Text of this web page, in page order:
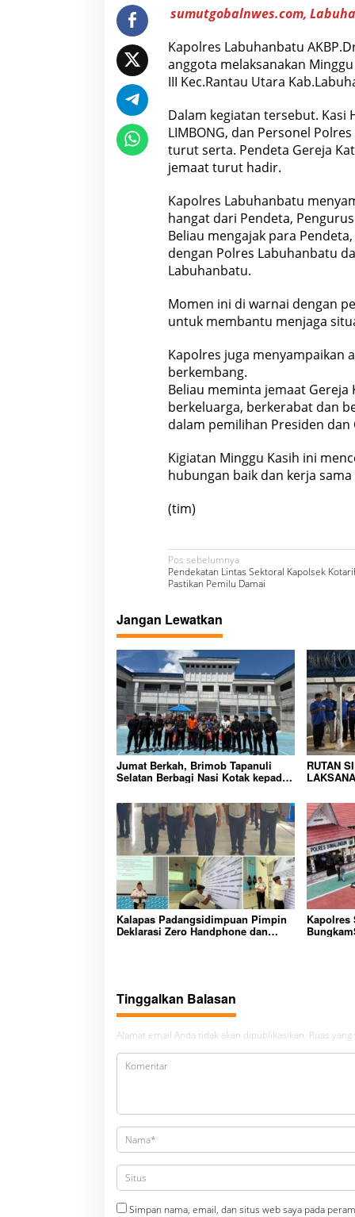
S
o
i
d
a
r
a
s
d
i
G
e
e
a
S
n
t
e
t
r
s
sumutgobalnwes.com,
Kapolres Labuhanbatu
anggota melaksanakan
III Kec.Rantau Utara
Dalam kegiatan tersebut. Kasi
LIMBONG, dan Personel
turut serta. Pendeta Gereja
jemaat turut hadir.
Kapolres Labuhanbatu
hangat dari Pendeta,
Beliau mengajak para
dengan Polres Labuhanbatu
Labuhanbatu.
Momen ini di warnai dengan
untuk membantu menjaga
Kapolres juga menyampaikan
berkembang.
Beliau meminta jemaat
berkeluarga, berkerabat dan
dalam pemilihan Presiden dan
Kigiatan Minggu Kasih ini
hubungan baik dan kerja
(tim)
N
a
v
i
g
a
s
i
p
o
s
Pos sebelumnya
Pendekatan Lintas Sektoral Kapolsek
Pastikan Pemilu Damai
Jangan Lewatkan
Jumat Berkah, Brimob Tapanuli
Selatan Berbagi Nasi Kotak kepada
Sipirok
RUTAN
Kalapas Padangsidimpuan Pimpin
Deklarasi Zero Handphone dan
Kapolres
Tinggalkan Balasan
Alamat email Anda tidak akan dipublikasikan. Ruas
Simpan nama, email, dan situs web saya pada